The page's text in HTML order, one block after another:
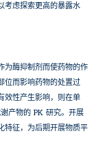
考虑探索更高的暴露水
为酶抑制剂而使药物的作
位而影响药物的处置过
效性产生影响，则在单
产物的 PK 研究。开展
特征，为后期开展物质平